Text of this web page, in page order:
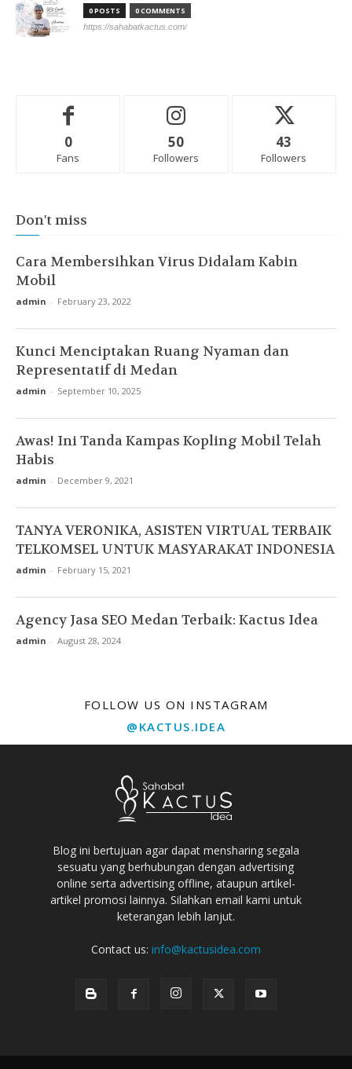
0 POSTS 0 COMMENTS
https://sahabatkactus.com/
0
Fans
50
Followers
43
Followers
Don't miss
Cara Membersihkan Virus Didalam Kabin
Mobil
admin - February 23, 2022
Kunci Menciptakan Ruang Nyaman dan
Representatif di Medan
admin - September 10, 2025
Awas! Ini Tanda Kampas Kopling Mobil Telah
Habis
admin - December 9, 2021
TANYA VERONIKA, ASISTEN VIRTUAL TERBAIK
TELKOMSEL UNTUK MASYARAKAT INDONESIA
admin - February 15, 2021
Agency Jasa SEO Medan Terbaik: Kactus Idea
admin - August 28, 2024
FOLLOW US ON INSTAGRAM
@KACTUS.IDEA
Blog ini bertujuan agar dapat mensharing segala
sesuatu yang berhubungan dengan advertising
online serta advertising offline, ataupun artikel-
artikel promosi lainnya. Silahkan email kami untuk
keterangan lebih lanjut.
Contact us: info@kactusidea.com